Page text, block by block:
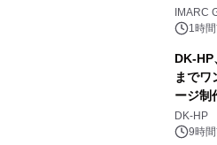
IMARC
1時
DK-HP
までワ
ージ制
DK-HP
9時